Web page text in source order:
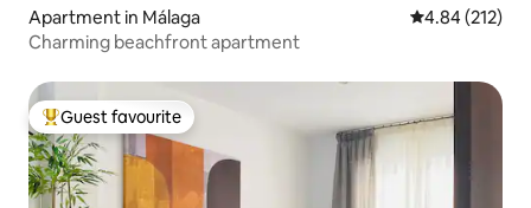
Apartment in Málaga 4.84 out of 5
4.84 (212)
Charming beachfront apartment
Top guest favourite
Guest favourite